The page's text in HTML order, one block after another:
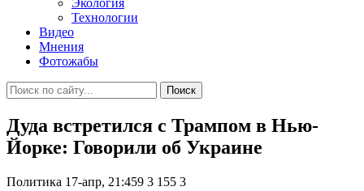
Экология
Технологии
Видео
Мнения
Фотожабы
Поиск
Дуда встретился с Трампом в Нью-
Йорке: Говорили об Украине
Политика 17-апр, 21:459 3 155 3